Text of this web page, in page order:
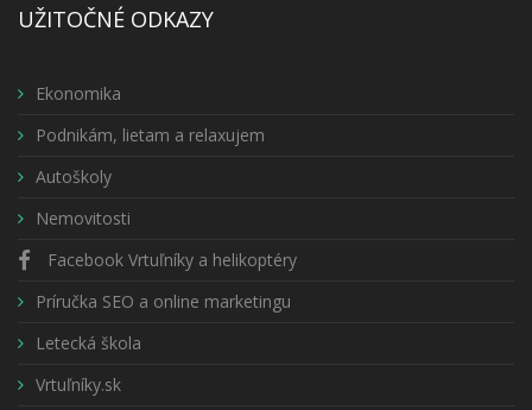
UŽITOČNÉ ODKAZY
Ekonomika
Podnikám, lietam a relaxujem
Autoškoly
Nemovitosti
Facebook Vrtuľníky a helikoptéry
Príručka SEO a online marketingu
Letecká škola
Vrtuľníky.sk